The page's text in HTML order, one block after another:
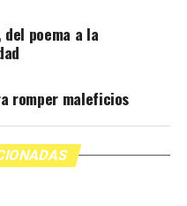
del poema a la
romper maleficios